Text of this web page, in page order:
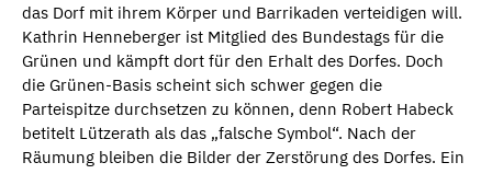
das Dorf mit ihrem Körper und Barrikaden verteidigen will.
Kathrin Henneberger ist Mitglied des Bundestags für die
Grünen und kämpft dort für den Erhalt des Dorfes. Doch
die Grünen-Basis scheint sich schwer gegen die
Parteispitze durchsetzen zu können, denn Robert Habeck
betitelt Lützerath als das „falsche Symbol“. Nach der
Räumung bleiben die Bilder der Zerstörung des Dorfes. Ein